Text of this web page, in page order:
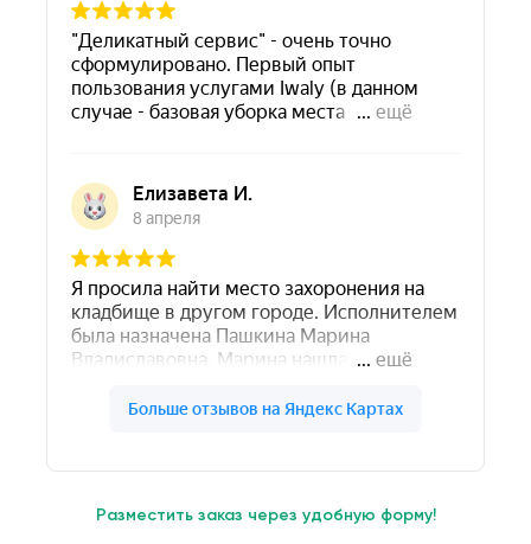
Разместить заказ через удобную форму!